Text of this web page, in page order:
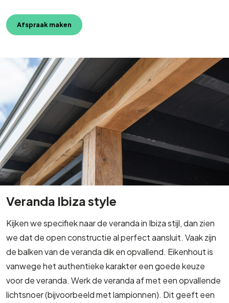
Afspraak maken
Veranda Ibiza style
Kijken we specifiek naar de veranda in Ibiza stijl, dan zien
we dat de open constructie al perfect aansluit. Vaak zijn
de balken van de veranda dik en opvallend. Eikenhout is
vanwege het authentieke karakter een goede keuze
voor de veranda. Werk de veranda af met een opvallende
lichtsnoer (bijvoorbeeld met lampionnen). Dit geeft een